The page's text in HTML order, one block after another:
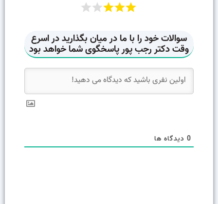
0 دیدگاه ها